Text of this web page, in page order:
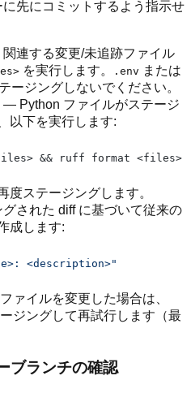
先にコミットするよう指示せ
連する変更/未追跡ファイル
を実行します。 .env または
ージングしないでください。
— Python ファイルがステージ
以下を実行します:
度ステージングします。
された diff に基づいて従来の
成します:
<description>"
ァイルを変更した場合は、
ジングして再試行します（最
ブランチの確認